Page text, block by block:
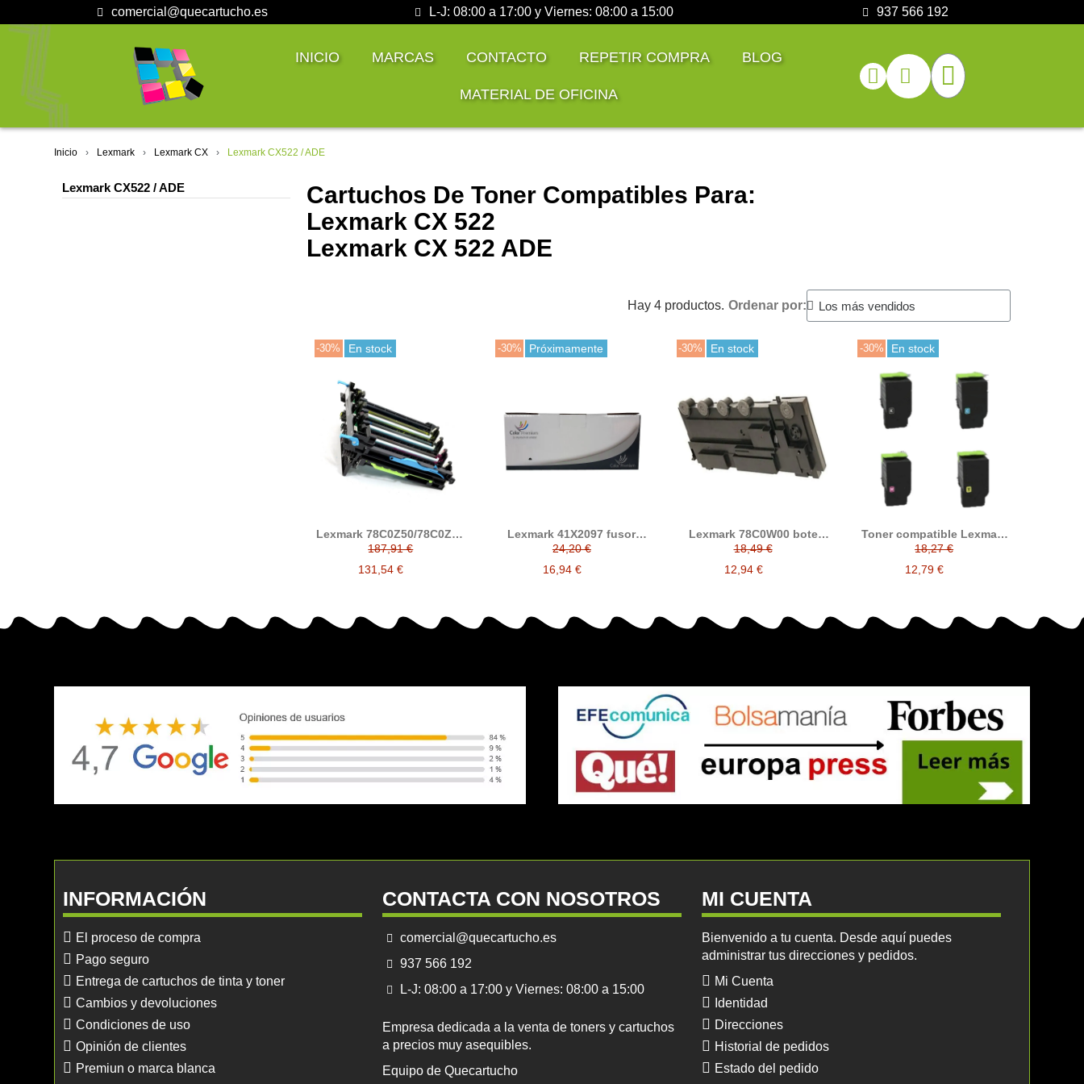
comercial@quecartucho.es L-J: 08:00 a 17:00 y Viernes: 08:00 a 15:00 937 566 192
INICIO MARCAS CONTACTO REPETIR COMPRA BLOG
MATERIAL DE OFICINA
Inicio Lexmark Lexmark CX Lexmark CX522 / ADE
Lexmark CX522 / ADE
Cartuchos De Toner Compatibles Para:
Lexmark CX 522
Lexmark CX 522 ADE
Hay 4 productos. Ordenar por:
-30% En stock
Lexmark 78C0Z50/78C0ZV0
tambor compatible
compatible
187,91 €
131,54 €
-30% Próximamente
Lexmark 41X2097 fusor
compatible
24,20 €
16,94 €
-30% En stock
Lexmark 78C0W00 bote
residual compatible
18,49 €
12,94 €
-30% En stock
Toner compatible Lexmark
CS421 CS521 CS622 CX421
CX522 CX622 CX625
alternativo a Lexmark
78C20K0 78C20C0
18,27 €
12,79 €
INFORMACIÓN
El proceso de compra
Pago seguro
Entrega de cartuchos de tinta y toner
Cambios y devoluciones
Condiciones de uso
Opinión de clientes
Premiun o marca blanca
CONTACTA CON NOSOTROS
comercial@quecartucho.es
937 566 192
L-J: 08:00 a 17:00 y Viernes: 08:00 a 15:00
Empresa dedicada a la venta de toners y cartuchos
a precios muy asequibles.
Equipo de Quecartucho
MI CUENTA
Bienvenido a tu cuenta. Desde aquí puedes
administrar tus direcciones y pedidos.
Mi Cuenta
Identidad
Direcciones
Historial de pedidos
Estado del pedido